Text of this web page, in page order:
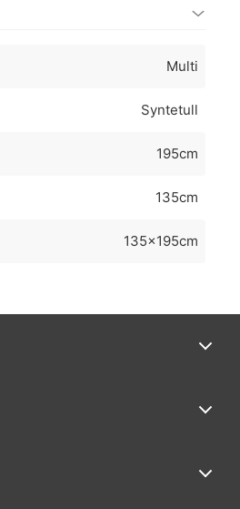
Multi
Syntetull
195cm
135cm
135x195cm